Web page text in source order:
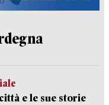
e le sue storie